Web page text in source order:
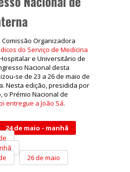
Organizadora
do Serviço de Medicina
e Universitário de
Nacional desta
se de 23 a 26 de maio de
Nesta edição, presidida por
o Prémio Nacional de
entregue a João Sá.
24 de maio - manhã
26 de maio